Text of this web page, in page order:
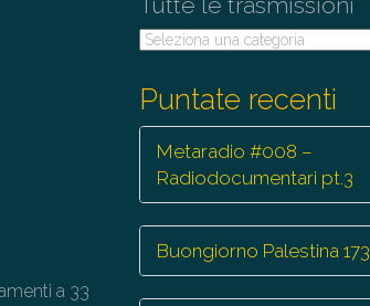
a 33
Tutte
Puntate recenti
Metaradio #008 –
Radiodocumentari pt.3
Buongiorno Palestina 173